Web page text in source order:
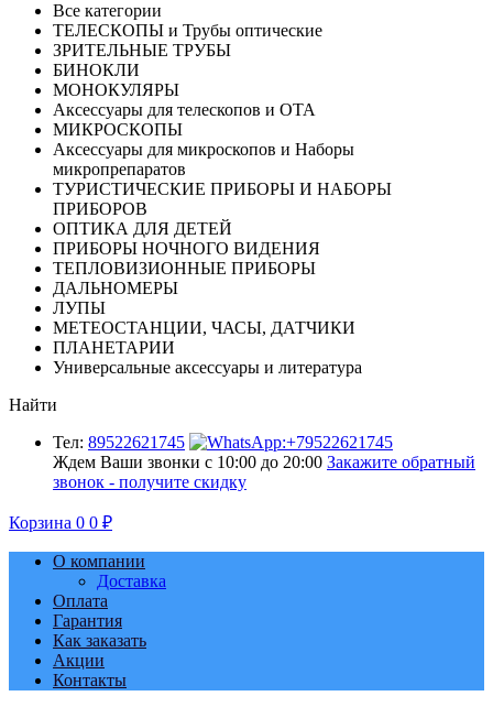
Все категории
ТЕЛЕСКОПЫ и Трубы оптические
ЗРИТЕЛЬНЫЕ ТРУБЫ
БИНОКЛИ
МОНОКУЛЯРЫ
Аксессуары для телескопов и ОТА
МИКРОСКОПЫ
Аксессуары для микроскопов и Наборы
микропрепаратов
ТУРИСТИЧЕСКИЕ ПРИБОРЫ И НАБОРЫ
ПРИБОРОВ
ОПТИКА ДЛЯ ДЕТЕЙ
ПРИБОРЫ НОЧНОГО ВИДЕНИЯ
ТЕПЛОВИЗИОННЫЕ ПРИБОРЫ
ДАЛЬНОМЕРЫ
ЛУПЫ
МЕТЕОСТАНЦИИ, ЧАСЫ, ДАТЧИКИ
ПЛАНЕТАРИИ
Универсальные аксессуары и литература
Найти
Тел: 89522621745
Ждем Ваши звонки с 10:00 до 20:00 Закажите обратный
звонок - получите скидку
Корзина 0 0 ₽
О компании
Доставка
Оплата
Гарантия
Как заказать
Акции
Контакты